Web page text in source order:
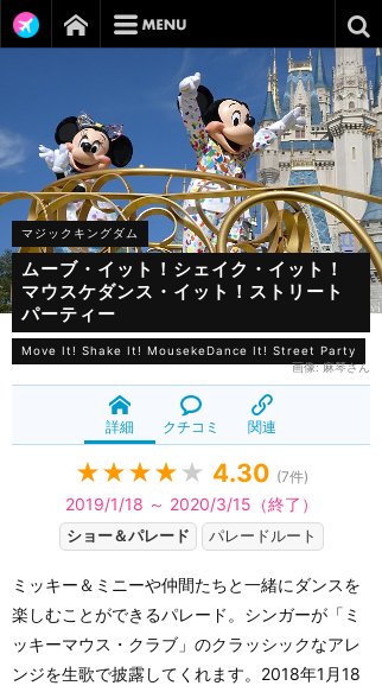
マジックキングダム
ムーブ・イット！シェイク・イット！
マウスケダンス・イット！ストリート
パーティー
Move It! Shake It! MousekeDance It! Street Party
画像:麻琴さん
詳細 クチコミ 関連
★★★★ ★ 4.30 (7件)
2019/1/18 ～ 2020/3/15（終了）
ショー＆パレード パレードルート
ミッキー＆ミニーや仲間たちと一緒にダンスを
楽しむことができるパレード。シンガーが「ミ
ッキーマウス・クラブ」のクラッシックなアレ
ンジを生歌で披露してくれます。2018年1月18